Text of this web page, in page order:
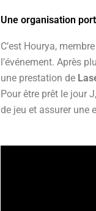
Une organisation
C’est Hourya,
l’événement. Après
une prestation de
Pour être prêt le jour
de jeu et assurer une